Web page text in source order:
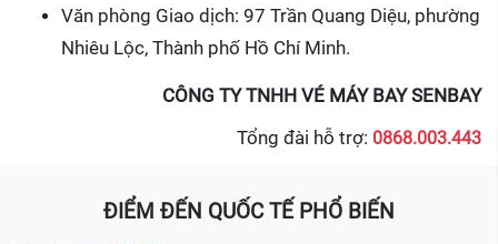
Văn phòng Giao dịch: 97 Trần Quang Diệu, phường
Nhiêu Lộc, Thành phố Hồ Chí Minh.
CÔNG TY TNHH VÉ MÁY BAY SENBAY
Tổng đài hỗ trợ: 0868.003.443
ĐIỂM ĐẾN QUỐC TẾ PHỔ BIẾN